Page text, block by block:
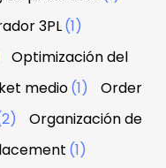
3PL(1)
Optimización del
medio(1)
Order
Organización de
(1)